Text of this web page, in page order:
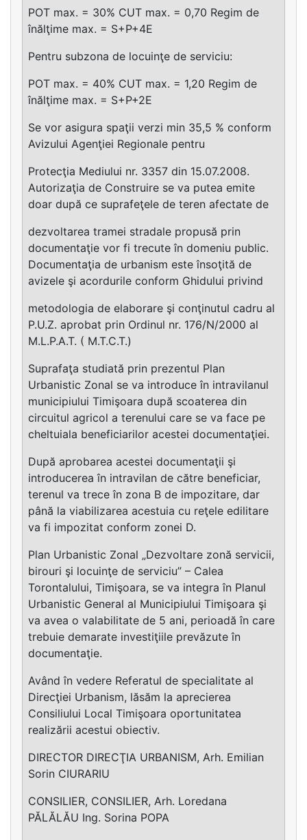
POT max. = 30% CUT max. = 0,70 Regim de
înălţime max. = S+P+4E
Pentru subzona de locuinţe de serviciu:
POT max. = 40% CUT max. = 1,20 Regim de
înălţime max. = S+P+2E
Se vor asigura spaţii verzi min 35,5 % conform
Avizului Agenţiei Regionale pentru
Protecţia Mediului nr. 3357 din 15.07.2008.
Autorizaţia de Construire se va putea emite
doar după ce suprafeţele de teren afectate de
dezvoltarea tramei stradale propusă prin
documentaţie vor fi trecute în domeniu public.
Documentaţia de urbanism este însoţită de
avizele şi acordurile conform Ghidului privind
metodologia de elaborare şi conţinutul cadru al
P.U.Z. aprobat prin Ordinul nr. 176/N/2000 al
M.L.P.A.T. ( M.T.C.T.)
Suprafaţa studiată prin prezentul Plan
Urbanistic Zonal se va introduce în intravilanul
municipiului Timişoara după scoaterea din
circuitul agricol a terenului care se va face pe
cheltuiala beneficiarilor acestei documentaţiei.
După aprobarea acestei documentaţii şi
introducerea în intravilan de către beneficiar,
terenul va trece în zona B de impozitare, dar
până la viabilizarea acestuia cu reţele edilitare
va fi impozitat conform zonei D.
Plan Urbanistic Zonal „Dezvoltare zonă servicii,
birouri şi locuinţe de serviciu” – Calea
Torontalului, Timişoara, se va integra în Planul
Urbanistic General al Municipiului Timişoara şi
va avea o valabilitate de 5 ani, perioadă în care
trebuie demarate investiţiile prevăzute în
documentaţie.
Având în vedere Referatul de specialitate al
Direcţiei Urbanism, lăsăm la aprecierea
Consiliului Local Timişoara oportunitatea
realizării acestui obiectiv.
DIRECTOR DIRECŢIA URBANISM, Arh. Emilian
Sorin CIURARIU
CONSILIER, CONSILIER, Arh. Loredana
PĂLĂLĂU Ing. Sorina POPA